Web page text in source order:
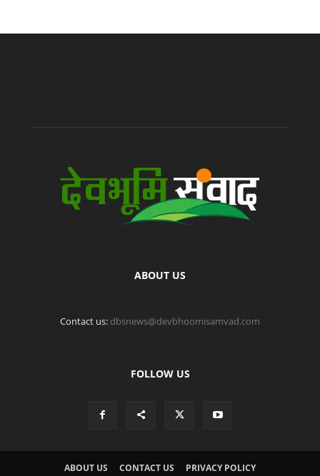
ABOUT US
Contact us: dbsnews@devbhoomisamvad.com
FOLLOW US
ABOUT US CONTACT US PRIVACY POLICY